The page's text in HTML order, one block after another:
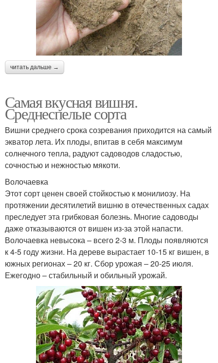
читать дальше →
Самая вкусная вишня.
Среднеспелые сорта
Вишни среднего срока созревания приходится на самый
экватор лета. Их плоды, впитав в себя максимум
солнечного тепла, радуют садоводов сладостью,
сочностью и нежностью мякоти.
Волочаевка
Этот сорт ценен своей стойкостью к монилиозу. На
протяжении десятилетий вишню в отечественных садах
преследует эта грибковая болезнь. Многие садоводы
даже отказываются от вишен из-за этой напасти.
Волочаевка невысока – всего 2-3 м. Плоды появляются
к 4-5 году жизни. На дереве вырастает 10-15 кг вишен, в
южных регионах – 20 кг. Сбор урожая – 20-25 июля.
Ежегодно – стабильный и обильный урожай.